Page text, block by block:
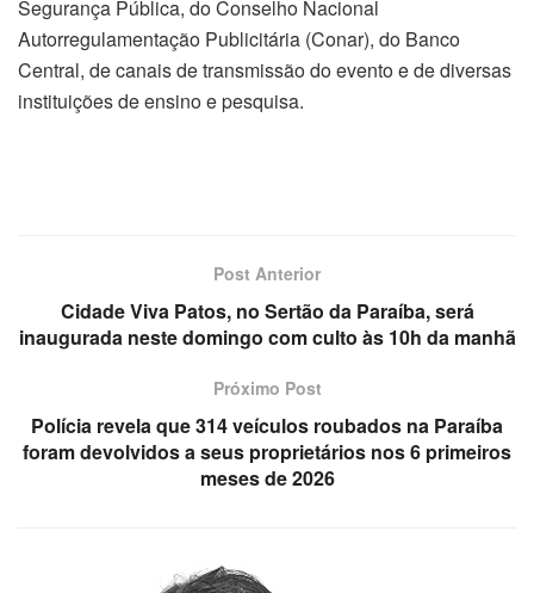
Segurança Pública, do Conselho Nacional
Autorregulamentação Publicitária (Conar), do Banco
Central, de canais de transmissão do evento e de diversas
instituições de ensino e pesquisa.
Post Anterior
Cidade Viva Patos, no Sertão da Paraíba, será
inaugurada neste domingo com culto às 10h da manhã
Próximo Post
Polícia revela que 314 veículos roubados na Paraíba
foram devolvidos a seus proprietários nos 6 primeiros
meses de 2026